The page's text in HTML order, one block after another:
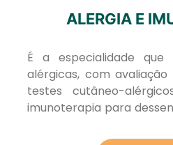
ALERGIA E
É a especialidade
alérgicas, com
testes cutâneo-
imunoterapia para